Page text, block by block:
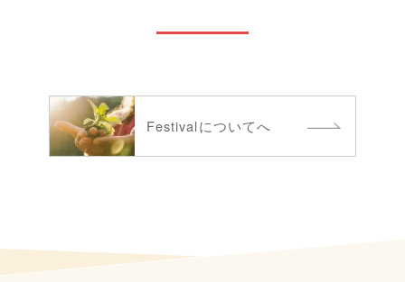
Festivalについてへ